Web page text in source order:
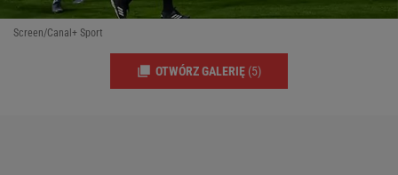
Screen/Canal+ Sport
OTWÓRZ GALERIĘ (5)